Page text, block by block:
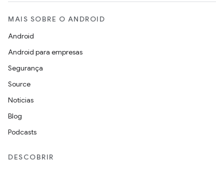
MAIS SOBRE O ANDROID
Android
Android para empresas
Segurança
Source
Notícias
Blog
Podcasts
DESCOBRIR